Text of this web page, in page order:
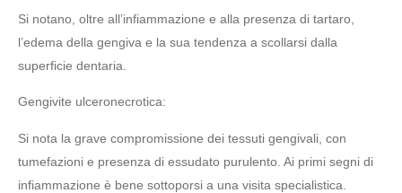
Si notano, oltre all’infiammazione e alla presenza di tartaro,
l’edema della gengiva e la sua tendenza a scollarsi dalla
superficie dentaria.
Gengivite ulceronecrotica:
Si nota la grave compromissione dei tessuti gengivali, con
tumefazioni e presenza di essudato purulento. Ai primi segni di
infiammazione è bene sottoporsi a una visita specialistica.